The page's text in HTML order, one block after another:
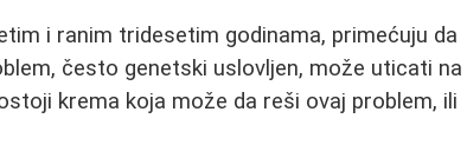
i ranim tridesetim godinama, primećuju da
često genetski uslovljen, može uticati na
krema koja može da reši ovaj problem, ili